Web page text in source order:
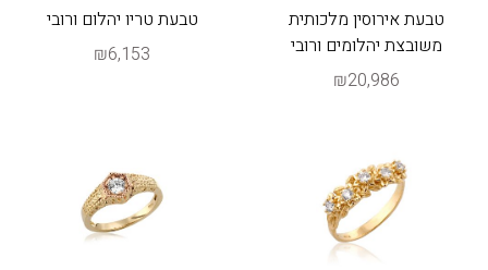
טבעת אירוסין מלכותית
משובצת יהלומים ורובי
₪20,986
טבעת טריו יהלום ורובי
₪6,153